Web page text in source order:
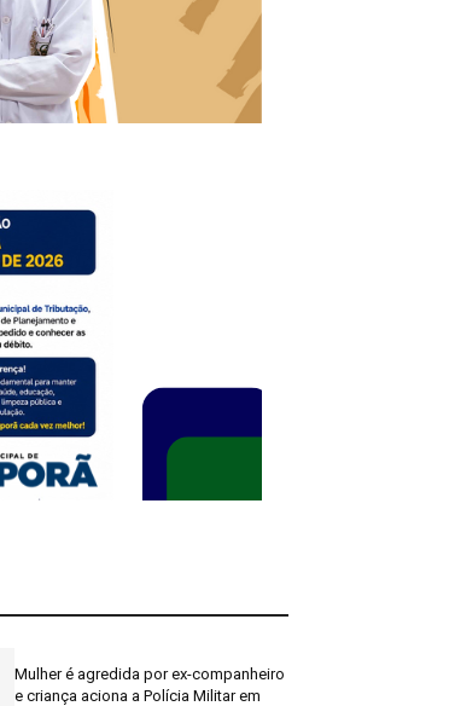
Mulher é agredida por ex-companheiro
e criança aciona a Polícia Militar em